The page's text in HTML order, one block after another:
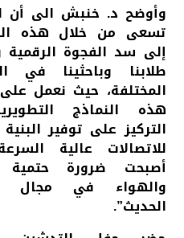
وأوضح د. خنبش الى أن
تسعى من خلال هذه
إلى سد الفجوة الرقمية
طلابنا وباحثينا في
المختلفة، حيث نعمل
هذه النماذج
التركيز على توفير البنية
للاتصالات عالية
أصبحت ضرورة حتمية
والهواء في مجال
الحديث”.